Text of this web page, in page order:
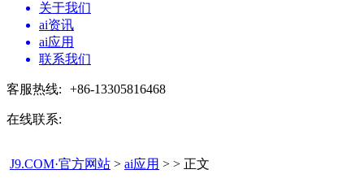
关于我们
ai资讯
ai应用
联系我们
客服热线: +86-13305816468
在线联系:
J9.COM·官方网站 > ai应用 > > 正文